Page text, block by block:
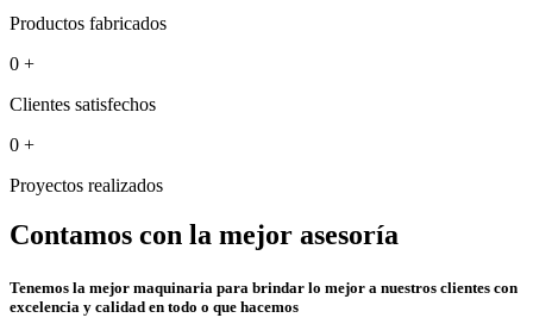
Productos fabricados
0 +
Clientes satisfechos
0 +
Proyectos realizados
Contamos con la mejor asesoría
Tenemos la mejor maquinaria para brindar lo mejor a nuestros clientes con
excelencia y calidad en todo o que hacemos